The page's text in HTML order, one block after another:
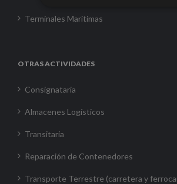
Terminales Marítimas
OTRAS ACTIVIDADES
Consignataria
Almacenes Logísticos
Transitaria
Reparación de Contenedores
Transporte Terrestre (carretera y